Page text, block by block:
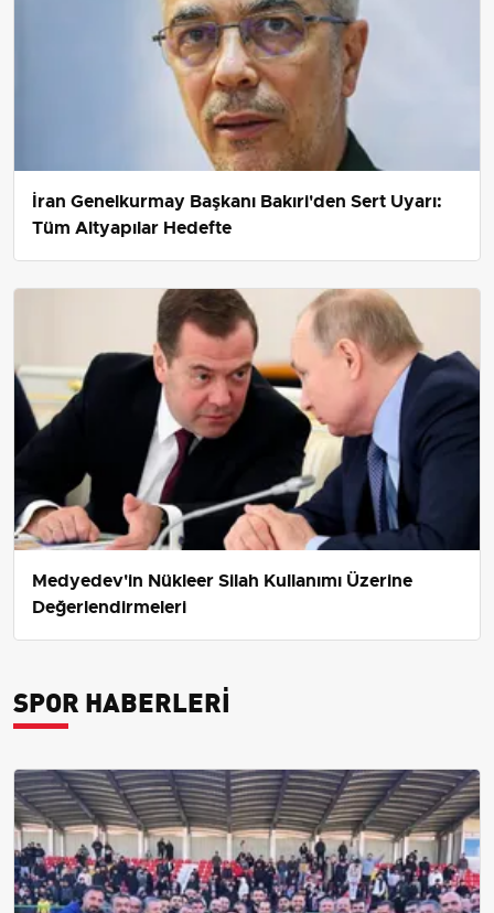
İran Genelkurmay Başkanı Bakıri'den Sert Uyarı:
Tüm Altyapılar Hedefte
Medyedev'in Nükleer Silah Kullanımı Üzerine
Değerlendirmeleri
SPOR HABERLERI